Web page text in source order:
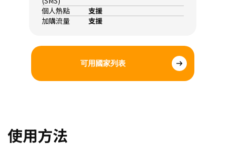
個人熱點
支援
加購流量
支援
可用國家列表
使用方法